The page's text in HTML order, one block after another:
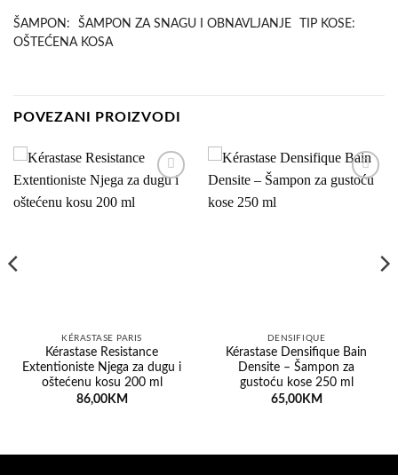
ŠAMPON: ŠAMPON ZA SNAGU I OBNAVLJANJE
TIP KOSE:
OŠTEĆENA KOSA
POVEZANI PROIZVODI
Dodaj
KÉRASTASE PARIS
Kérastase Resistance
Extentioniste Njega za dugu i
oštećenu kosu 200 ml
86,00KM
DENSIFIQUE
Kérastase Densifique Bain
Densite – Šampon za
gustoću kose 250 ml
65,00KM